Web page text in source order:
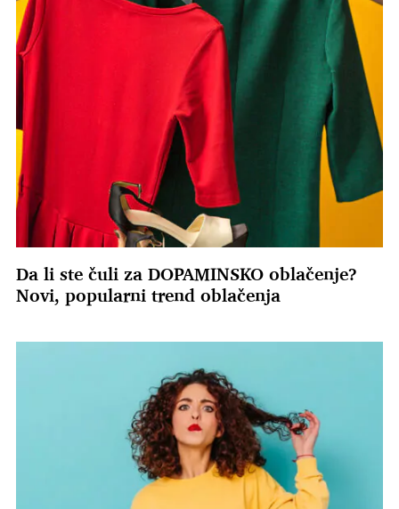
Da li ste čuli za DOPAMINSKO oblačenje?
Novi, popularni trend oblačenja